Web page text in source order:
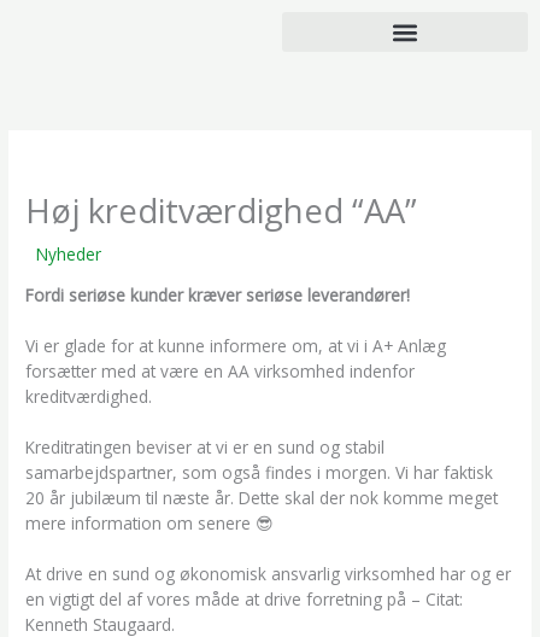
Høj kreditværdighed “AA”
/Nyheder
Fordi seriøse kunder kræver seriøse leverandører!
Vi er glade for at kunne informere om, at vi i A+ Anlæg
forsætter med at være en AA virksomhed indenfor
kreditværdighed.
Kreditratingen beviser at vi er en sund og stabil
samarbejdspartner, som også findes i morgen. Vi har faktisk
20 år jubilæum til næste år. Dette skal der nok komme meget
mere information om senere 😎
At drive en sund og økonomisk ansvarlig virksomhed har og er
en vigtigt del af vores måde at drive forretning på – Citat:
Kenneth Staugaard.